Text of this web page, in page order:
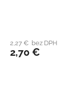
2,27 € bez DPH
2,70 €